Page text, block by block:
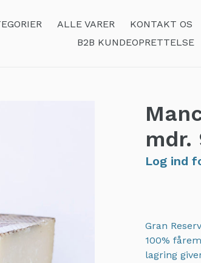
ALLE VARER KONTAKT OS
B2B KUNDEOPRETTELSE
mdr.
Log ind
Gran
100%
lagring